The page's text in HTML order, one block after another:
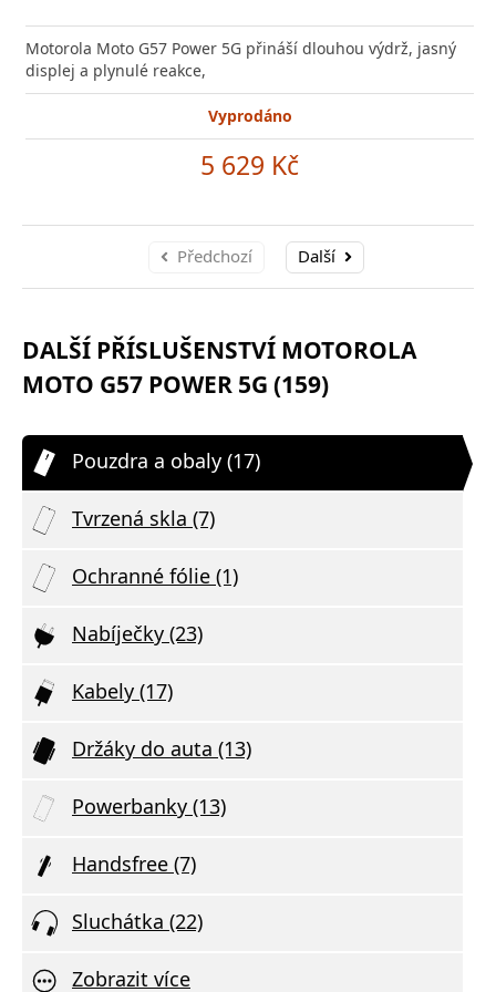
Motorola Moto G57 Power 5G přináší dlouhou výdrž, jasný
displej a plynulé reakce,
Vyprodáno
5 629 Kč
Předchozí Další
DALŠÍ PŘÍSLUŠENSTVÍ MOTOROLA
MOTO G57 POWER 5G (159)
Pouzdra a obaly (17)
Tvrzená skla (7)
Ochranné fólie (1)
Nabíječky (23)
Kabely (17)
Držáky do auta (13)
Powerbanky (13)
Handsfree (7)
Sluchátka (22)
Zobrazit více